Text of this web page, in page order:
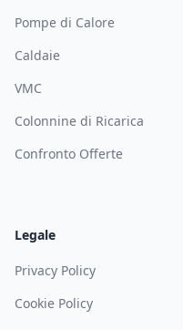
Pompe di Calore
Caldaie
VMC
Colonnine di Ricarica
Confronto Offerte
Legale
Privacy Policy
Cookie Policy